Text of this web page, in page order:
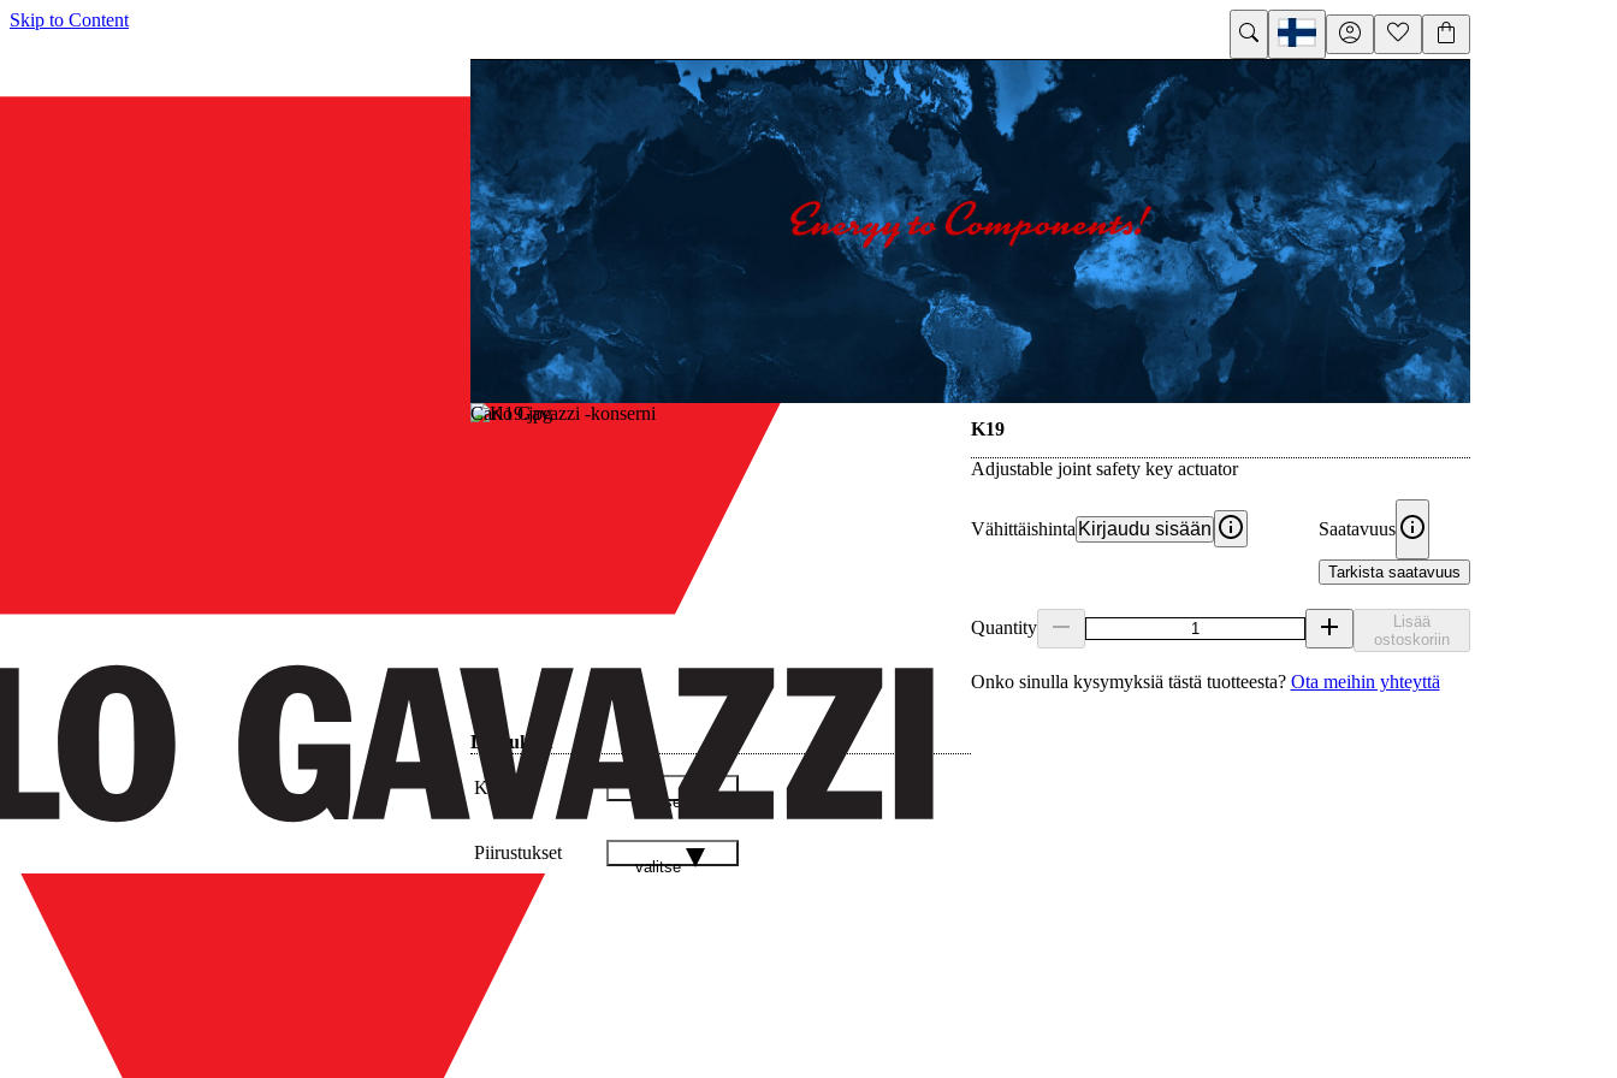
Skip to Content
Carlo Gavazzi -konserni
K19
Adjustable joint safety key actuator
Vähittäishinta Kirjaudu sisään Saatavuus
Tarkista saatavuus
Quantity
Lisää
ostoskoriin
Onko sinulla kysymyksiä tästä tuotteesta? Ota meihin yhteyttä
Lataukset
Kuvat
valitse
Piirustukset
valitse